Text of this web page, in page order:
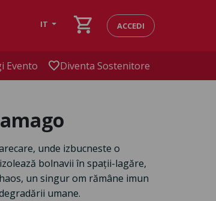
IT shopping_cart ACCEDI
Evento favoriteDiventa Sostenitore
unde izbucneste o
bolnavii în spații-lagăre,
un singur om rămâne imun
umane.